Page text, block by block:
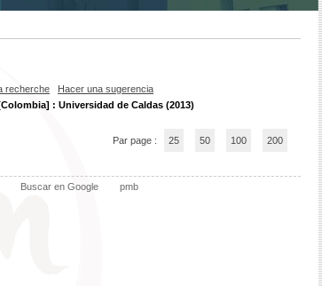
recherche
Hacer una sugerencia
: Universidad de Caldas (2013)
Par page : 25 50 100 200
Buscar en Google pmb